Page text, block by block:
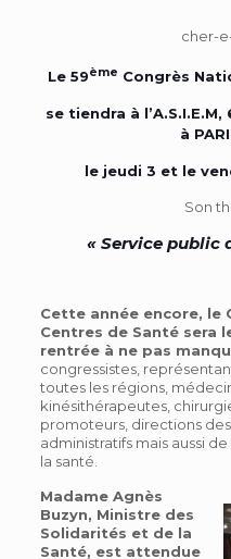
cher-
Le 59ème Congrès
se tiendra à
à
le jeudi 3 et le
Son
« Service public
Cette année encore, le
Centres de Santé sera
rentrée à ne pas
congressistes,
toutes les régions,
kinésithérapeutes,
promoteurs, directions
administratifs mais aussi
la santé.
Madame Agnès
Buzyn, Ministre des
Solidarités et de la
Santé, est attendue